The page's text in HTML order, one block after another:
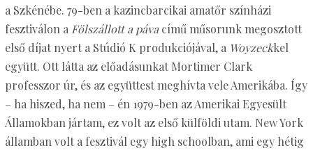
a Szkénébe. 79-ben a kazincbarcikai amatőr színházi
fesztiválon a Fölszállott a pávacímű műsorunk megosztott
első díjat nyert a Stúdió K produkciójával, a Woyzeckkel
együtt. Ott látta az előadásunkat Mortimer Clark
professzor úr, és az együttest meghívta vele Amerikába. Így
– ha hiszed, ha nem – én 1979-ben az Amerikai Egyesült
Államokban jártam, ez volt az első külföldi utam. New York
államban volt a fesztivál egy high schoolban, ami egy hétig